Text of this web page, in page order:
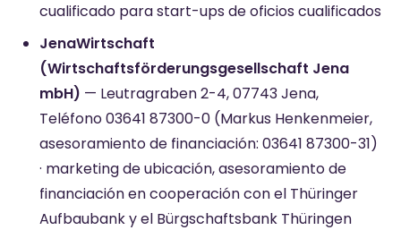
cualificado para start-ups de oficios cualificados
JenaWirtschaft
(Wirtschaftsförderungsgesellschaft Jena
mbH) — Leutragraben 2-4, 07743 Jena,
Teléfono 03641 87300-0 (Markus Henkenmeier,
asesoramiento de financiación: 03641 87300-31)
· marketing de ubicación, asesoramiento de
financiación en cooperación con el Thüringer
Aufbaubank y el Bürgschaftsbank Thüringen